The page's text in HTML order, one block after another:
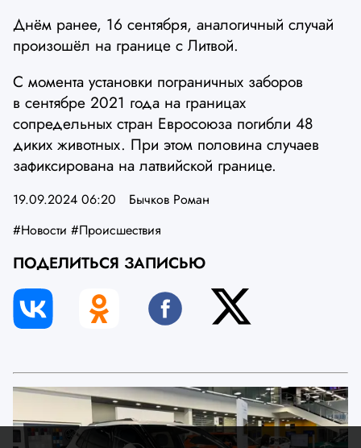
Днём ранее, 16 сентября, аналогичный случай
произошёл на границе с Литвой.
С момента установки пограничных заборов
в сентябре 2021 года на границах
сопредельных стран Евросоюза погибли 48
диких животных. При этом половина случаев
зафиксирована на латвийской границе.
19.09.2024 06:20
Бычков Роман
#Новости #Происшествия
ПОДЕЛИТЬСЯ ЗАПИСЬЮ